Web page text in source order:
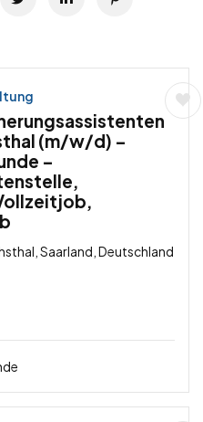
(m/w/d) –
–
Saarland, Deutschland